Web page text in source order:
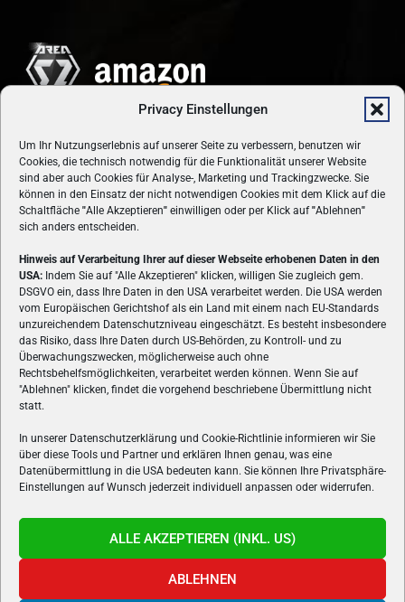
Privacy Einstellungen
Um Ihr Nutzungserlebnis auf unserer Seite zu verbessern, benutzen wir
Cookies, die technisch notwendig für die Funktionalität unserer Website
sind aber auch Cookies für Analyse-, Marketing und Trackingzwecke. Sie
können in den Einsatz der nicht notwendigen Cookies mit dem Klick auf die
Schaltfläche "Alle Akzeptieren" einwilligen oder per Klick auf"Ablehnen"
sich anders entscheiden.
Hinweis auf Verarbeitung Ihrer auf dieser Webseite erhobenen Daten in den
USA: Indem Sie auf "Alle Akzeptieren" klicken, willigen Sie zugleich gem.
DSGVO ein, dass Ihre Daten in den USA verarbeitet werden. Die USA werden
vom Europäischen Gerichtshof als ein Land mit einem nach EU-Standards
unzureichendem Datenschutzniveau eingeschätzt. Es besteht insbesondere
das Risiko, dass Ihre Daten durch US-Behörden, zu Kontroll- und zu
Überwachungszwecken, möglicherweise auch ohne
Rechtsbehelfsmöglichkeiten, verarbeitet werden können. Wenn Sie auf
"Ablehnen" klicken, findet die vorgehend beschriebene Übermittlung nicht
statt.
In unserer Datenschutzerklärung und Cookie-Richtlinie informieren wir Sie
über diese Tools und Partner und erklären Ihnen genau, was eine
Datenübermittlung in die USA bedeuten kann. Sie können Ihre Privatsphäre-
Einstellungen auf Wunsch jederzeit individuell anpassen oder widerrufen.
ALLE AKZEPTIEREN (INKL. US)
ABLEHNEN
ÜBER UNS
VON GAMERN, FÜR GAMER! Gamers.at ist das älteste Online-
Spielemagazin Österreichs und bringt täglich aktuelle News,
Reviews und Videos zu PC- und Konsolenspielen, Gaming-
Hardware und aus der Welt des e-Sport's.
FOLGE UNS